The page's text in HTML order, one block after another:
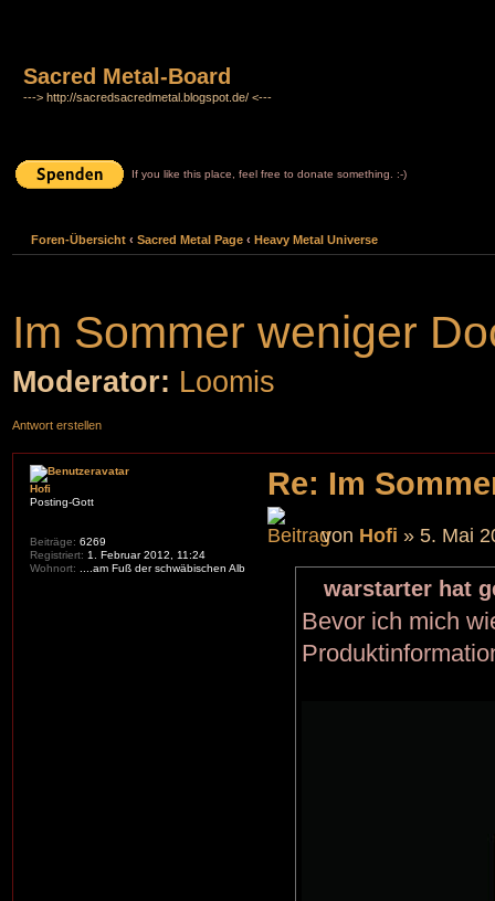
Sacred Metal-Board
---> http://sacredsacredmetal.blogspot.de/ <---
If you like this place, feel free to donate something. :-)
Foren-Übersicht ‹ Sacred Metal Page ‹ Heavy Metal Universe
Im Sommer weniger
Moderator: Loomis
Antwort erstellen
Re: Im
von Hofi » 5. Mai
warstarter hat
Bevor ich mich
Hofi
Posting-Gott
Beiträge: 6269
Registriert: 1. Februar 2012, 11:24
Wohnort: ....am Fuß der schwäbischen Alb